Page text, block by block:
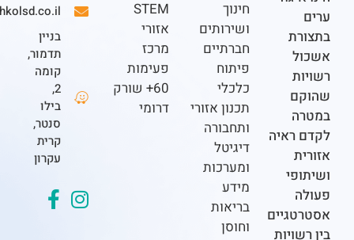
ושירותים
חברתיים
פיתוח
כלכלי
תכנון אזורי
ותחבורה
דיגיטל
ומערכות
מידע
בריאות
וחוסן
אזורי
מרכז
פעימות
60+ שורק
דרומי
office@eshkolsd.co.il
2,